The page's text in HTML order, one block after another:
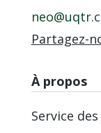
Partagez-
À propos
Service